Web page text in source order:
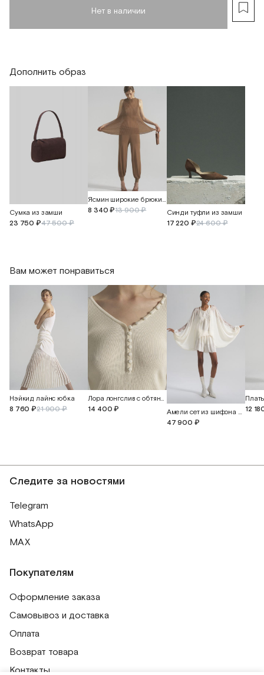
Нет в наличии
Дополнить образ
Сумка из замши
23 750 ₽47 500 ₽
Ясмин широкие брюки с манжетом
8 340 ₽13 900 ₽
Синди туфли из замши
17 220 ₽24 600 ₽
Вам может понравиться
Нэйкид лайнс юбка
8 760 ₽21 900 ₽
Лора лонгслив с обтянутыми пуговицами
14 400 ₽
Амели сет из шифона и английского кружева
47 900 ₽
12
Следите за новостями
Telegram
WhatsApp
MAX
Покупателям
Оформление заказа
Самовывоз и доставка
Оплата
Возврат товара
Контакты